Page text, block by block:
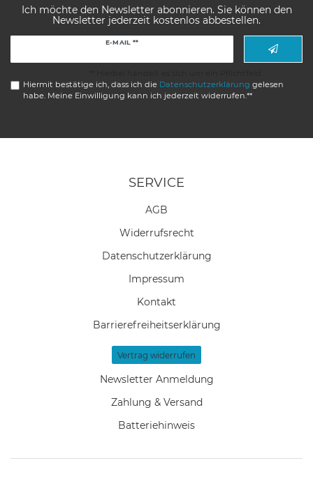
Ich möchte den Newsletter abonnieren. Sie können den
Newsletter jederzeit kostenlos abbestellen.
E-MAIL **
Hiermit bestätige ich, dass ich die Daten­schutz­erklärung gelesen
habe. Meine Einwilligung kann ich jederzeit widerrufen.**
SERVICE
AGB
Widerrufs­recht
Daten­schutz­erklärung
Impressum
Kontakt
Barrierefreiheitserklärung
Vertrag widerrufen
Newsletter Anmeldung
Zahlung & Versand
Batteriehinweis